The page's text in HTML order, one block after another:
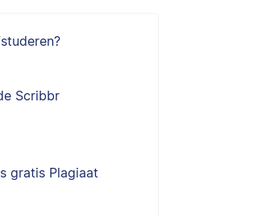
Scribbr
gratis Plagiaat